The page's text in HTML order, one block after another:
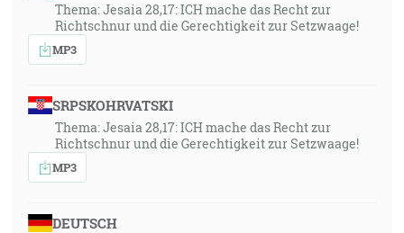
Thema: Jesaia 28,17: ICH mache das Recht zur
Richtschnur und die Gerechtigkeit zur Setzwaage!
MP3
SRPSKOHRVATSKI
Thema: Jesaia 28,17: ICH mache das Recht zur
Richtschnur und die Gerechtigkeit zur Setzwaage!
MP3
DEUTSCH